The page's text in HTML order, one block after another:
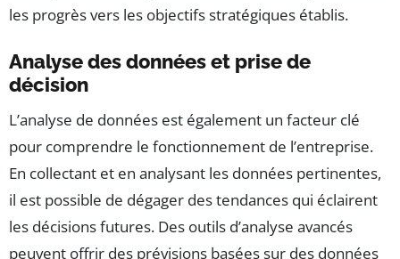
les progrès vers les objectifs stratégiques établis.
Analyse des données et prise de
décision
L’analyse de données est également un facteur clé
pour comprendre le fonctionnement de l’entreprise.
En collectant et en analysant les données pertinentes,
il est possible de dégager des tendances qui éclairent
les décisions futures. Des outils d’analyse avancés
peuvent offrir des prévisions basées sur des données